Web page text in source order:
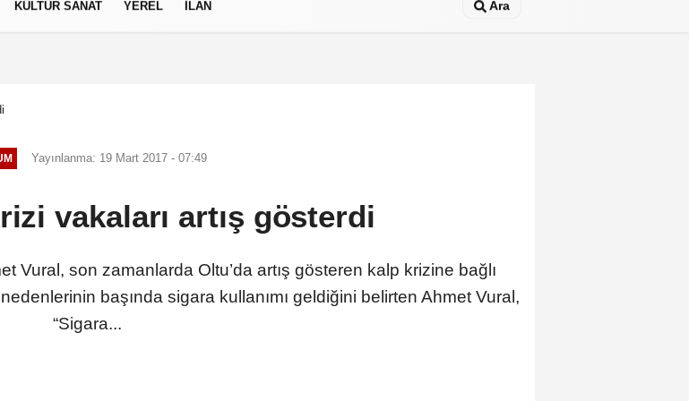
KÜLTÜR SANAT YEREL İLAN Ara
Yayınlanma: 19 Mart 2017 - 07:49
vakaları artış gösterdi
Vural, son zamanlarda Oltu’da artış gösteren kalp krizine bağlı
başında sigara kullanımı geldiğini belirten Ahmet Vural,
“Sigara...